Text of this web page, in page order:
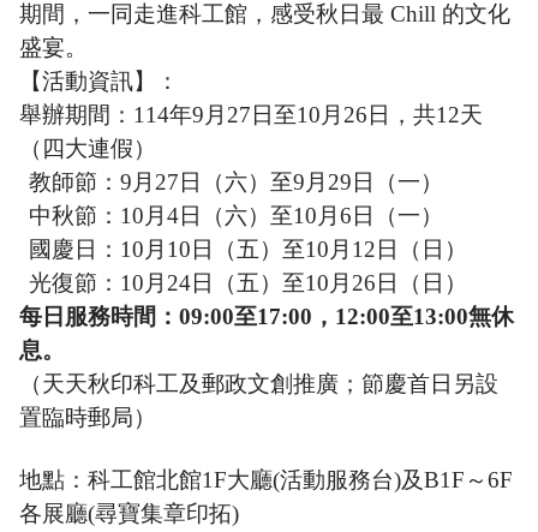
期間，一同走進科工館，感受秋日最 Chill 的文化
盛宴。
【活動資訊】：
舉辦期間：114年9月27日至10月26日，共12天
（四大連假）
教師節：9月27日（六）至9月29日（一）
中秋節：10月4日（六）至10月6日（一）
國慶日：10月10日（五）至10月12日（日）
光復節：10月24日（五）至10月26日（日）
每日服務時間：09:00至17:00，12:00至13:00無休
息。
（天天秋印科工及郵政文創推廣；節慶首日另設
置臨時郵局）
地點：科工館北館1F大廳(活動服務台)及B1F～6F
各展廳(尋寶集章印拓)